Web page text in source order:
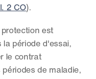
2 CO).
protection est
la période d'essai,
le contrat
de maladie,